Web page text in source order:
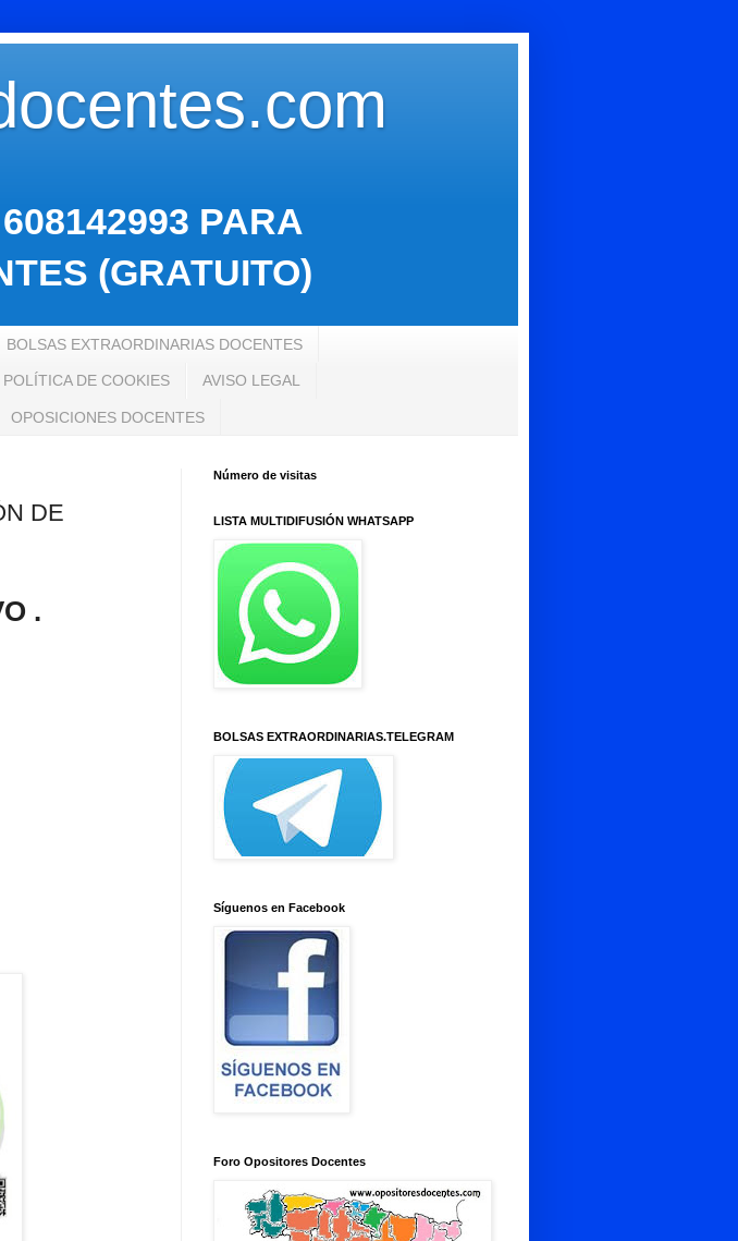
PARA
(GRATUITO)
BOLSAS EXTRAORDINARIAS DOCENTES
POLÍTICA DE COOKIES AVISO LEGAL
OPOSICIONES DOCENTES
DE
.
Número de visitas
LISTA MULTIDIFUSIÓN WHATSAPP
BOLSAS EXTRAORDINARIAS.TELEGRAM
Síguenos en Facebook
Foro Opositores Docentes